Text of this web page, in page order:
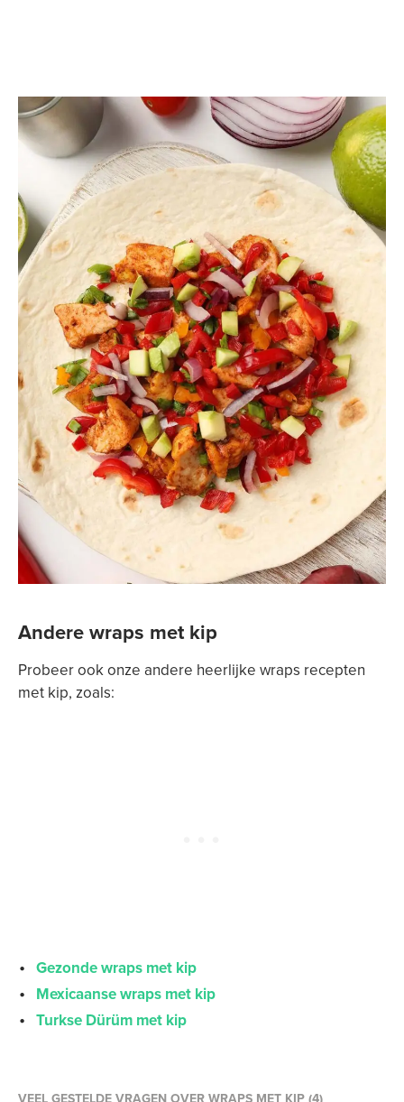
Andere wraps met kip
Probeer ook onze andere heerlijke wraps recepten
met kip, zoals:
Gezonde wraps met kip
Mexicaanse wraps met kip
Turkse Dürüm met kip